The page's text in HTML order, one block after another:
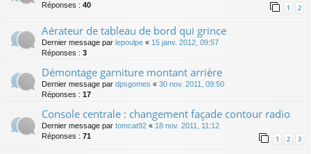
Réponses : 40 1 2
Aérateur de tableau de bord qui grince
Dernier message par lepoulpe « 15 janv. 2012, 09:57
Réponses : 3
Démontage garniture montant arrière
Dernier message par dpsgomes « 30 nov. 2011, 09:50
Réponses : 17
Console centrale : changement façade contour radio
Dernier message par tomcat92 « 18 nov. 2011, 11:12
Réponses : 71 1 2 3